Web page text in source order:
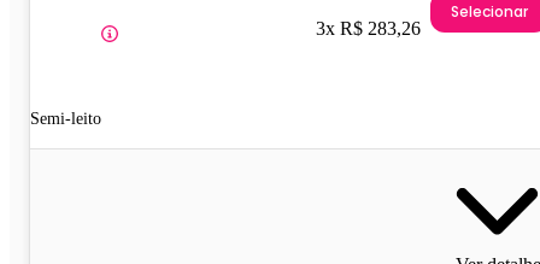
Semi-leito
3x R$ 283,26
Selecionar